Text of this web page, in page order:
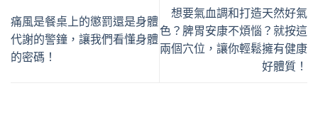
痛風是餐桌上的懲罰還是身體
代謝的警鐘，讓我們看懂身體
的密碼！
想要氣血調和打造天然好氣
色？脾胃安康不煩惱？就按這
兩個穴位，讓你輕鬆擁有健康
好體質！